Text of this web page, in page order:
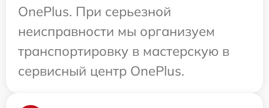
OnePlus. При серьезной
неисправности мы организуем
транспортировку в мастерскую в
сервисный центр OnePlus.